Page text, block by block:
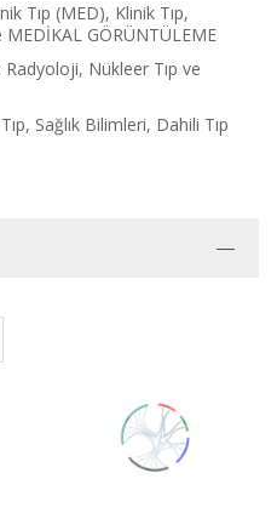
Tıp (MED), Klinik Tıp,
MEDİKAL GÖRÜNTÜLEME
Radyoloji, Nükleer Tıp ve
Tıp, Sağlık Bilimleri, Dahili Tıp